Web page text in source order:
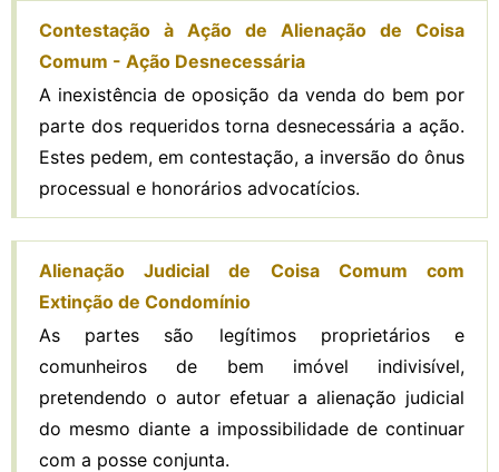
Contestação à Ação de Alienação de Coisa
Comum - Ação Desnecessária
A inexistência de oposição da venda do bem por
parte dos requeridos torna desnecessária a ação.
Estes pedem, em contestação, a inversão do ônus
processual e honorários advocatícios.
Alienação Judicial de Coisa Comum com
Extinção de Condomínio
As partes são legítimos proprietários e
comunheiros de bem imóvel indivisível,
pretendendo o autor efetuar a alienação judicial
do mesmo diante a impossibilidade de continuar
com a posse conjunta.